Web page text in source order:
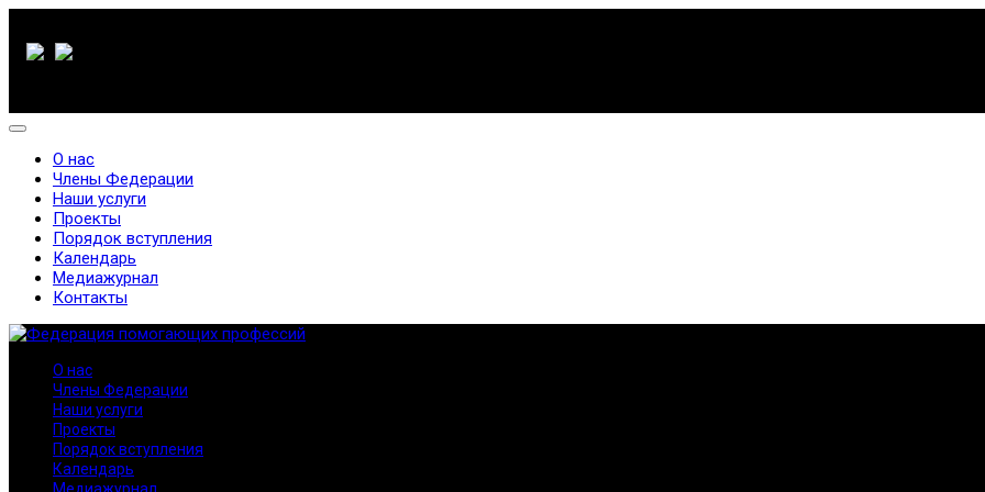
О нас
Члены Федерации
Наши услуги
Проекты
Порядок вступления
Календарь
Медиажурнал
Контакты
О нас
Члены Федерации
Наши услуги
Проекты
Порядок вступления
Календарь